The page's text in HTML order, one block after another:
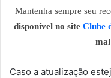
Mantenha sempre seu
disponível no site Clube
Caso a atualização